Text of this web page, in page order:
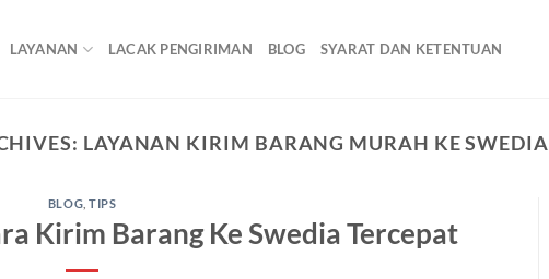
LAYANAN LACAK PENGIRIMAN BLOG SYARAT DAN KETENTUAN
LAYANAN KIRIM BARANG MURAH KE SWEDIA
BLOG ,TIPS
Kirim Barang Ke Swedia Tercepat